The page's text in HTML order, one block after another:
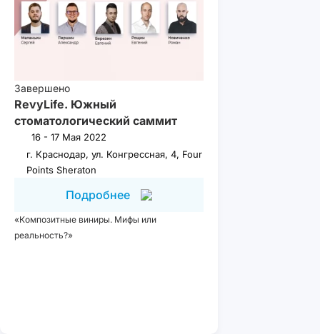
Завершено
RevyLife. Южный
стоматологический саммит
16 - 17 Мая 2022
г. Краснодар, ул. Конгрессная, 4, Four
Points Sheraton
Подробнее
«Композитные виниры. Мифы или
реальность?»